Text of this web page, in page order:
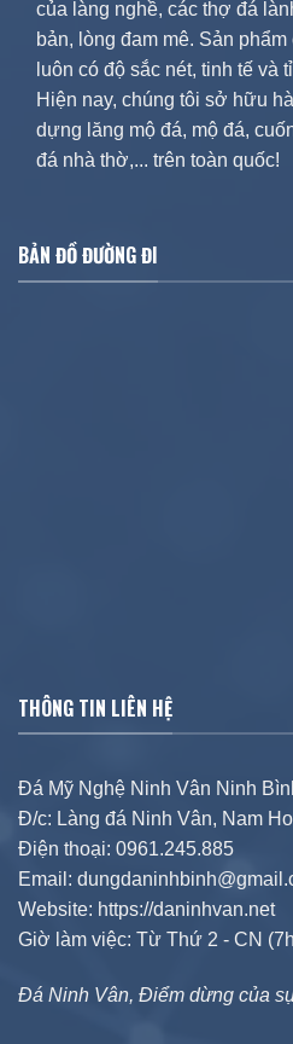
của làng nghề, các thợ đá
bản, lòng đam mê. Sản
luôn có độ sắc nét, tinh tế và
Hiện nay, chúng tôi sở hữu
dựng lăng mộ đá, mộ đá,
đá nhà thờ,... trên toàn quốc!
BẢN ĐỒ ĐƯỜNG ĐI
THÔNG TIN LIÊN HỆ
Đá Mỹ Nghệ Ninh Vân Ninh
Đ/c: Làng đá Ninh Vân, Nam
Điện thoại: 0961.245.885
Email:
Website: https://daninhvan.net
Giờ làm việc: Từ Thứ 2 - CN
Đá Ninh Vân, Điểm dừng của